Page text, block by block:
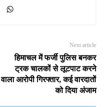
Next article
हिमाचल में फर्जी पुलिस बनकर
ट्रक चालकों से लूटपाट करने
वाला आरोपी गिरफ्तार, कई वारदातों
को दिया अंजाम